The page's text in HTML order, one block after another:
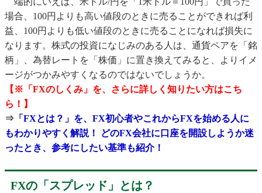
場合、100円よりも高い値段のときに売ることができれば利
益、100円よりも低い値段のときに売ることになれば損失に
なります。株式の投資になじみのある人は、通貨ペアを「銘
柄」、為替レートを「株価」に置き換えてみると、よりイメ
ージがつかみやすくなるのではないでしょうか。
【※「FXのしくみ」を、さらに詳しく知りたい方はこち
ら！】
⇒ 「FXとは？」を、FX初心者やこれからFXを始める人に
もわかりやすく解説！ どのFX会社に口座を開設しようか迷
ったとき、参考にしたい基準も紹介！
FXの「スプレッド」とは？